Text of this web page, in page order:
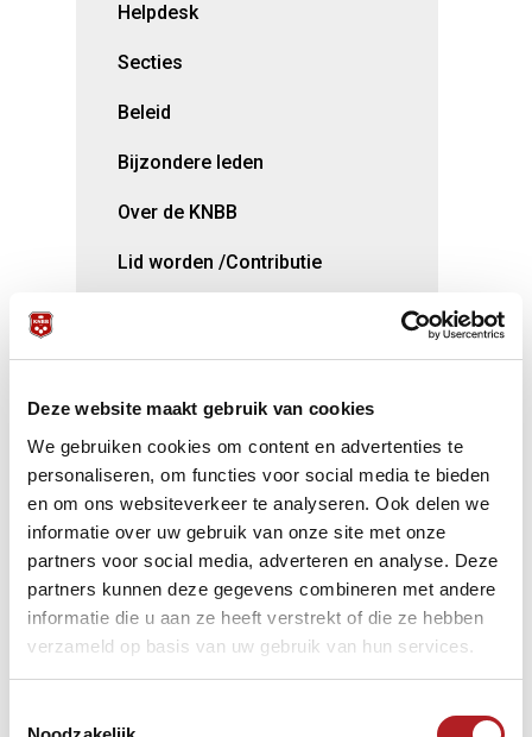
Deze website maakt gebruik van cookies
We gebruiken cookies om content en advertenties te
personaliseren, om functies voor social media te bieden
en om ons websiteverkeer te analyseren. Ook delen we
informatie over uw gebruik van onze site met onze
partners voor social media, adverteren en analyse. Deze
partners kunnen deze gegevens combineren met andere
informatie die u aan ze heeft verstrekt of die ze hebben
verzameld op basis van uw gebruik van hun services.
Helpdesk
Secties
Beleid
Bijzondere leden
Over de KNBB
Lid worden /Contributie
Aanvraag organisatie
Kortingen voor KNBB-leden
Opleidingen
TeamNL/Nederlandse Loterij
Vacaturebank
De KNBB organiseert diverse instructeurs- en